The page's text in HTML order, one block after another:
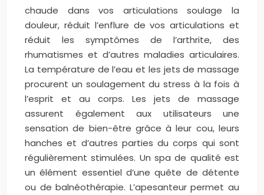
chaude dans vos articulations soulage la
douleur, réduit l’enflure de vos articulations et
réduit les symptômes de l’arthrite, des
rhumatismes et d’autres maladies articulaires.
La température de l’eau et les jets de massage
procurent un soulagement du stress à la fois à
l’esprit et au corps. Les jets de massage
assurent également aux utilisateurs une
sensation de bien-être grâce à leur cou, leurs
hanches et d’autres parties du corps qui sont
régulièrement stimulées. Un spa de qualité est
un élément essentiel d’une quête de détente
ou de balnéothérapie. L’apesanteur permet au